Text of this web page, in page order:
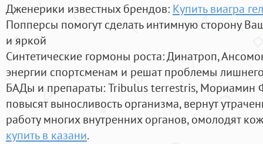
Дженерики известных брендов: Купить виагра
Попперсы помогут сделать интимную сторону
и яркой
Синтетические гормоны роста: Динатроп,
энергии спортсменам и решат проблемы
БАДы и препараты:Tribulus terrestris, Мориамин
повысят выносливость организма, вернут
работу многих внутренних органов, омолодят
купить в казани.